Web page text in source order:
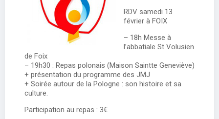
RDV samedi 13
février à FOIX
– 18h Messe à
l’abbatiale St Volusien
de Foix
– 19h30 : Repas polonais (Maison Saintte Geneviève)
+ présentation du programme des JMJ
+ Soirée autour de la Pologne : son histoire et sa
culture.
Participation au repas : 3€